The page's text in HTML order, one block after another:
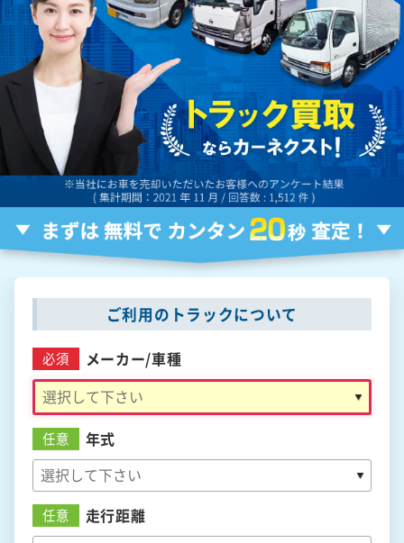
ご利用のトラックについて
必須 メーカー/車種
任意 年式
任意 走行距離